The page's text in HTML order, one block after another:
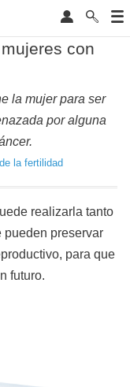
con
la mujer para ser
por alguna
la fertilidad
realizarla tanto
pueden preservar
para que
futuro.